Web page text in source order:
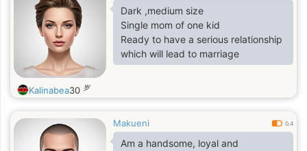
Dark ,medium size
Single mom of one kid
Ready to have a serious relationship
which will lead to marriage
Kalinabea30 岁
Makueni 0.4
Am a handsome, loyal and